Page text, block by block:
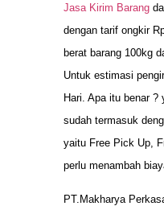
Jasa Kirim Barang
dengan tarif ongkir
berat barang 100kg
Untuk estimasi
Hari. Apa itu benar ?
sudah termasuk
yaitu Free Pick Up,
perlu menambah
PT.Makharya